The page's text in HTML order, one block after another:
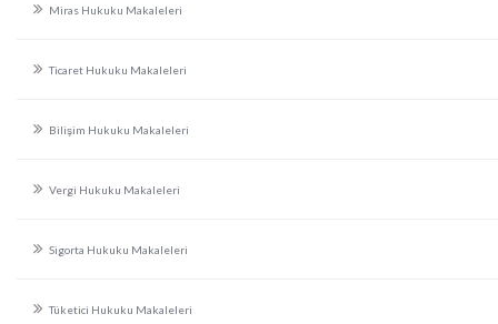
Miras Hukuku Makaleleri
Ticaret Hukuku Makaleleri
Bilişim Hukuku Makaleleri
Vergi Hukuku Makaleleri
Sigorta Hukuku Makaleleri
Tüketici Hukuku Makaleleri